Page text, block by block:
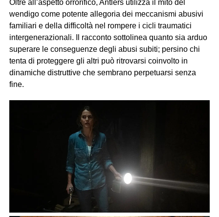
Oltre all’aspetto orrorifico, Antlers utilizza il mito del
wendigo come potente allegoria dei meccanismi abusivi
familiari e della difficoltà nel rompere i cicli traumatici
intergenerazionali. Il racconto sottolinea quanto sia arduo
superare le conseguenze degli abusi subiti; persino chi
tenta di proteggere gli altri può ritrovarsi coinvolto in
dinamiche distruttive che sembrano perpetuarsi senza
fine.